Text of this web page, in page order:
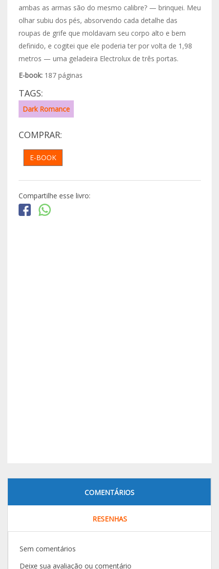
ambas as armas são do mesmo calibre? — brinquei. Meu
olhar subiu dos pés, absorvendo cada detalhe das
roupas de grife que moldavam seu corpo alto e bem
definido, e cogitei que ele poderia ter por volta de 1,98
metros — uma geladeira Electrolux de três portas.
E-book:187 páginas
TAGS:
Dark Romance
COMPRAR:
E-BOOK
Compartilhe esse livro:
COMENTÁRIOS
RESENHAS
Sem comentários
Deixe sua avaliação ou comentário